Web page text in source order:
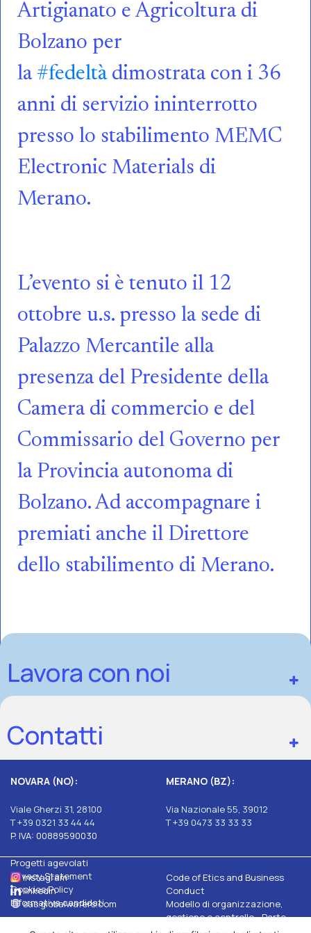
Artigianato e Agricoltura di
Bolzano per
la #fedeltàdimostrata con i 36
anni di servizio ininterrotto
presso lo stabilimento MEMC
Electronic Materials di
Merano.
L’evento si è tenuto il 12
ottobre u.s. presso la sede di
Palazzo Mercantile alla
presenza del Presidente della
Camera di commercio e del
Commissario del Governo per
la Provincia autonoma di
Bolzano. Ad accompagnare i
premiati anche il Direttore
dello stabilimento di Merano.
Lavora con noi
Contatti
NOVARA (NO):
Viale Gherzi 31, 28100
T +39 0321 33 44 44
P. IVA: 00889590030
MERANO (BZ):
Via Nazionale 55, 39012
T +39 0473 33 33 33
Progetti agevolati
Privacy Statement
Cookies Policy
Informativa candidati
Instagram
linkedin
sas.globalwafers.com
Code of Etics and Business
Conduct
Modello di organizzazione,
gestione e controllo - Parte
Generale e Speciale